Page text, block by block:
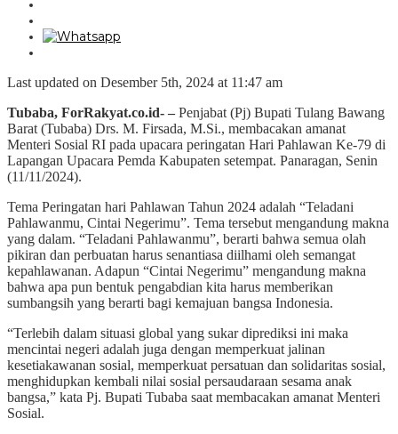
Last updated on Desember 5th, 2024 at 11:47 am
Tubaba, ForRakyat.co.id- – Penjabat (Pj) Bupati Tulang Bawang
Barat (Tubaba) Drs. M. Firsada, M.Si., membacakan amanat
Menteri Sosial RI pada upacara peringatan Hari Pahlawan Ke-79 di
Lapangan Upacara Pemda Kabupaten setempat. Panaragan, Senin
(11/11/2024).
Tema Peringatan hari Pahlawan Tahun 2024 adalah “Teladani
Pahlawanmu, Cintai Negerimu”. Tema tersebut mengandung makna
yang dalam. “Teladani Pahlawanmu”, berarti bahwa semua olah
pikiran dan perbuatan harus senantiasa diilhami oleh semangat
kepahlawanan. Adapun “Cintai Negerimu” mengandung makna
bahwa apa pun bentuk pengabdian kita harus memberikan
sumbangsih yang berarti bagi kemajuan bangsa Indonesia.
“Terlebih dalam situasi global yang sukar diprediksi ini maka
mencintai negeri adalah juga dengan memperkuat jalinan
kesetiakawanan sosial, memperkuat persatuan dan solidaritas sosial,
menghidupkan kembali nilai sosial persaudaraan sesama anak
bangsa,” kata Pj. Bupati Tubaba saat membacakan amanat Menteri
Sosial.